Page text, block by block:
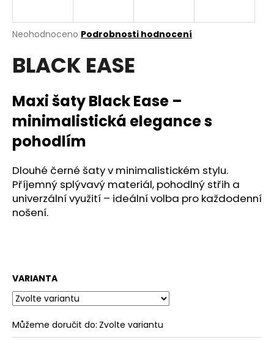
Průměrné
produktu
je
5
hvězdiček.
Neohodnoceno Podrobnosti hodnocení
BLACK EASE
Maxi šaty Black Ease –
minimalistická elegance s
pohodlím
Dlouhé černé šaty v minimalistickém stylu.
Příjemný splývavý materiál, pohodlný střih a
univerzální využití – ideální volba pro každodenní
nošení.
VARIANTA
Můžeme doručit do: Zvolte variantu
j
t
?
D
o
p
č
u
j
m